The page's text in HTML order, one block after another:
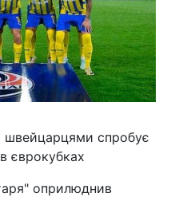
швейцарцями спробує
єврокубках
оприлюднив